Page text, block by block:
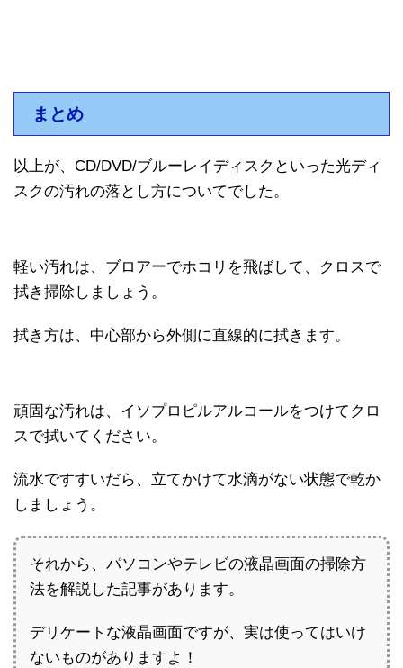
まとめ
以上が、CD/DVD/ブルーレイディスクといった光ディ
スクの汚れの落とし方についてでした。
軽い汚れは、ブロアーでホコリを飛ばして、クロスで
拭き掃除しましょう。
拭き方は、中心部から外側に直線的に拭きます。
頑固な汚れは、イソプロピルアルコールをつけてクロ
スで拭いてください。
流水ですすいだら、立てかけて水滴がない状態で乾か
しましょう。
それから、パソコンやテレビの液晶画面の掃除方
法を解説した記事があります。
デリケートな液晶画面ですが、実は使ってはいけ
ないものがありますよ！